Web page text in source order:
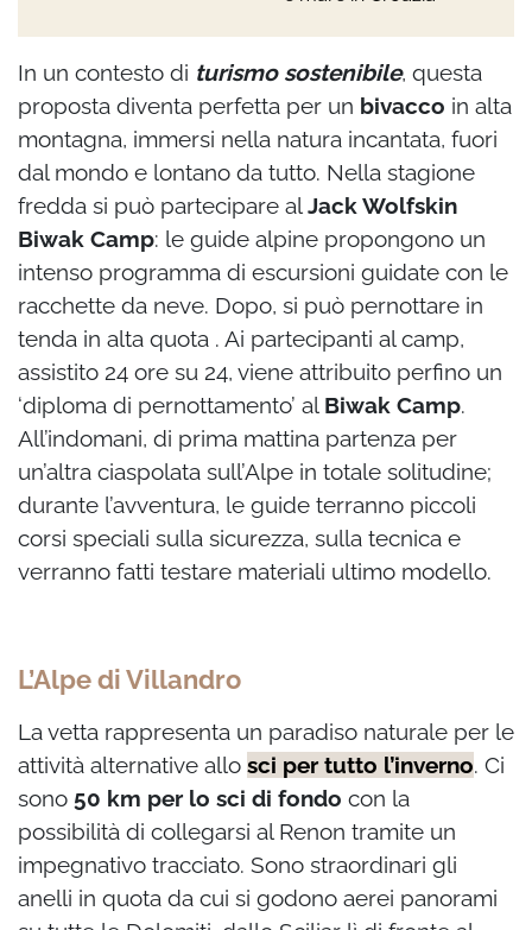
In un contesto di turismo sostenibile, questa
proposta diventa perfetta per un bivacco in alta
montagna, immersi nella natura incantata, fuori
dal mondo e lontano da tutto. Nella stagione
fredda si può partecipare alJack Wolfskin
Biwak Camp: le guide alpine propongono un
intenso programma di escursioni guidate con le
racchette da neve. Dopo, si può pernottare in
tenda in alta quota . Ai partecipanti al camp,
assistito 24 ore su 24, viene attribuito perfino un
‘diploma di pernottamento’ al Biwak Camp.
All’indomani, di prima mattina partenza per
un’altra ciaspolata sull’Alpe in totale solitudine;
durante l’avventura, le guide terranno piccoli
corsi speciali sulla sicurezza, sulla tecnica e
verranno fatti testare materiali ultimo modello.
L’Alpe di Villandro
La vetta rappresenta un paradiso naturale per le
attività alternative allo sci per tutto l’inverno. Ci
sono 50 km per lo sci di fondo con la
possibilità di collegarsi al Renon tramite un
impegnativo tracciato. Sono straordinari gli
anelli in quota da cui si godono aerei panorami